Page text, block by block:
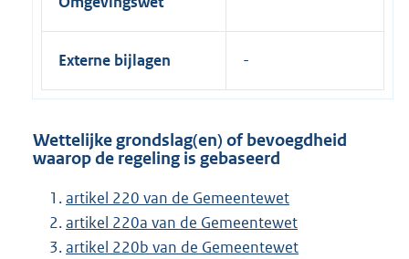
Externe bijlagen
Wettelijke grondslag(en) of bevoegdheid
waarop de regeling is gebaseerd
artikel 220 van de Gemeentewet
artikel 220a van de Gemeentewet
artikel 220b van de Gemeentewet